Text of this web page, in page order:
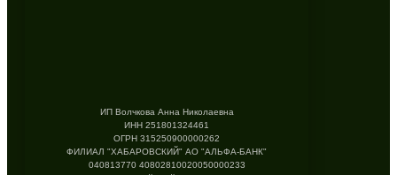
ИП Волчкова Анна Николаевна
ИНН 251801324461
ОГРН 315250900000262
ФИЛИАЛ "ХАБАРОВСКИЙ" АО "АЛЬФА-БАНК"
040813770 40802810020050000233